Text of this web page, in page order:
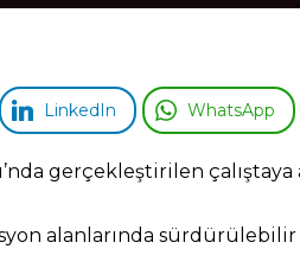
LinkedIn WhatsApp
gerçekleştirilen
alanlarında